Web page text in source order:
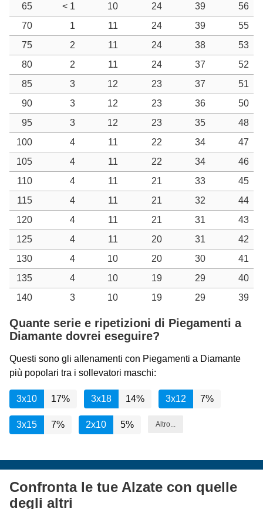
65
< 1 10 24 39
56
70
1 11 24 39
55
75
2 11 24 38
53
80
2 11 24 37
52
85
3 12 23 37
51
90
3 12 23 36
50
95
3 12 23 35
48
100
4 11 22 34
47
105
4 11 22 34
46
110
4 11 21 33
45
115
4 11 21 32
44
120
4 11 21 31
43
125
4 11 20 31
42
130
4 10 20 30
41
135
4 10 19 29
40
140
3 10 19 29 39
Quante serie e ripetizioni di Piegamenti a
Diamante dovrei eseguire?
Questi sono gli allenamenti con Piegamenti a Diamante
più popolari tra i sollevatori maschi:
3x10 17% 3x18 14% 3x12 7%
3x15 7% 2x10 5% Altro...
Confronta le tue Alzate con quelle
degli altri